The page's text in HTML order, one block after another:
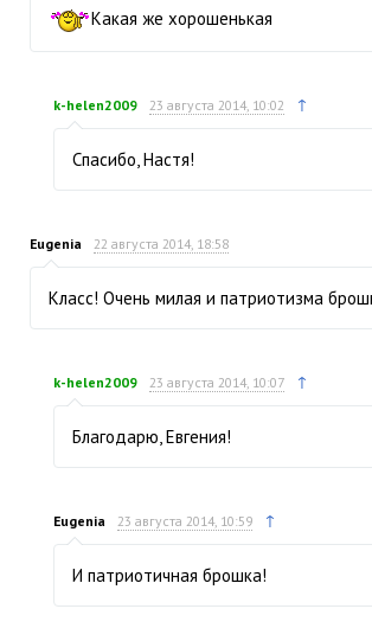
Какая же хорошенькая
k-helen2009 23 августа 2014, 10:02 ↑
Спасибо, Настя!
Eugenia 22 августа 2014, 18:58
Класс! Очень милая и патриотизма
k-helen2009 23 августа 2014, 10:07 ↑
Благодарю, Евгения!
Eugenia 23 августа 2014, 10:59 ↑
И патриотичная брошка!